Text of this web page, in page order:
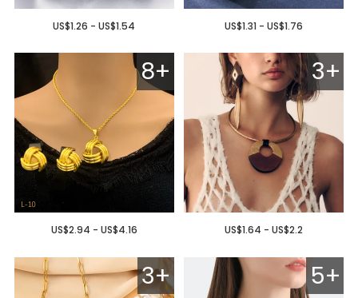
US$1.26 - US$1.54 US$1.31 - US$1.76
8+
US$2.94 - US$4.16
3+
US$1.64 - US$2.2
3+ 5+